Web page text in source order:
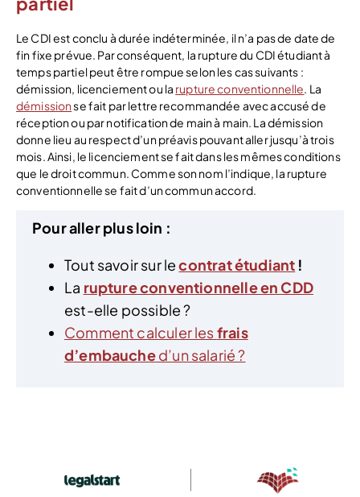
Le CDI est conclu à durée indéterminée, il n’a pas de date de
fin fixe prévue. Par conséquent, la rupture du CDI étudiant à
temps partiel peut être rompue selon les cas suivants :
démission, licenciement ou la rupture conventionnelle. La
démissionse fait par lettre recommandée avec accusé de
réception ou par notification de main à main. La démission
donne lieu au respect d’un préavis pouvant aller jusqu’à trois
mois. Ainsi, le licenciement se fait dans les mêmes conditions
que le droit commun. Comme son nom l’indique, la rupture
conventionnelle se fait d’un commun accord.
Pour aller plus loin :
Tout savoir sur lecontrat étudiant !
La rupture conventionnelle en CDD
est-elle possible ?
Comment calculer lesfrais
d’embauched’un salarié ?